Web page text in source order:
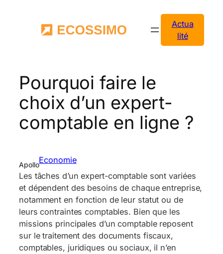
Actua
lité
Pourquoi faire le
choix d’un expert-
comptable en ligne ?
ApolloEconomie
Les tâches d’un expert-comptable sont variées
et dépendent des besoins de chaque entreprise,
notamment en fonction de leur statut ou de
leurs contraintes comptables. Bien que les
missions principales d’un comptable reposent
sur le traitement des documents fiscaux,
comptables, juridiques ou sociaux, il n’en